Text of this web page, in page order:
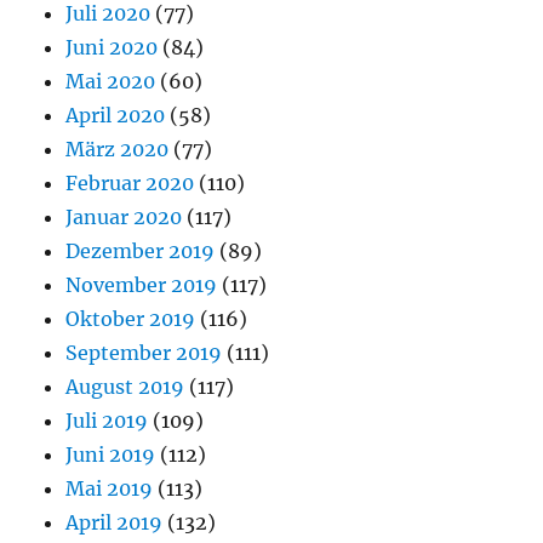
Juli 2020 (77)
Juni 2020 (84)
Mai 2020 (60)
April 2020 (58)
März 2020 (77)
Februar 2020 (110)
Januar 2020 (117)
Dezember 2019 (89)
November 2019 (117)
Oktober 2019 (116)
September 2019 (111)
August 2019 (117)
Juli 2019 (109)
Juni 2019 (112)
Mai 2019 (113)
April 2019 (132)